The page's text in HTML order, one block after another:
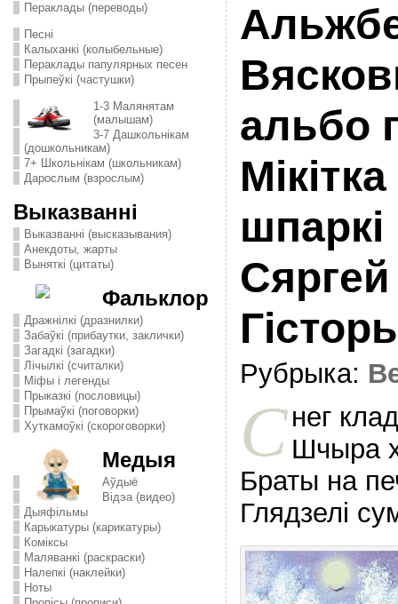
Пераклады (переводы)
Песні
Калыханкі (колыбельные)
Пераклады папулярных песен
Прыпеўкі (частушки)
1-3 Малянятам
(малышам)
3-7 Дашкольнікам
(дошкольникам)
7+ Школьнікам (школьникам)
Дарослым (взрослым)
Выказванні
Выказванні (высказывания)
Анекдоты, жарты
Выняткі (цитаты)
Фальклор
Дражнілкі (дразнилки)
Забаўкі (прибаутки, заклички)
Загадкі (загадки)
Лічылкі (считалки)
Міфы і легенды
Прыказкі (пословицы)
Прымаўкі (поговорки)
Хуткамоўкі (скороговорки)
Медыя
Аўдыё
Відэа (видео)
Дыяфільмы
Карыкатуры (карикатуры)
Комiксы
Маляванкі (раскраски)
Налепкі (наклейки)
Ноты
альбо
шпаркi
Рубрыка:
С нег
Шчыра
Браты на
Глядзелi